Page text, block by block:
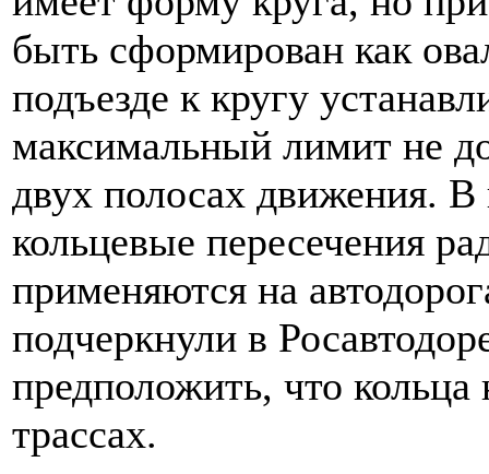
быть сформирован как
подъезде к кругу
максимальный лимит не
двух полосах движения. В
кольцевые пересечения
применяются на
подчеркнули в
предположить, что кольца
трассах.